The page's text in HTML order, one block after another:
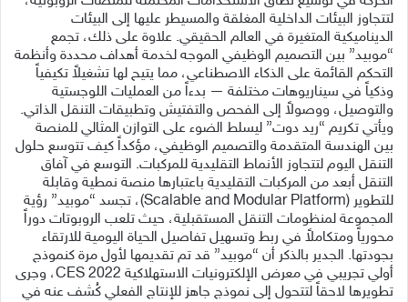
لتتجاوز البيئات الداخلية المغلقة والمسيطر عليها إلى البيئات
الديناميكية المتغيرة في العالم الحقيقي. علاوة على ذلك، تجمع
“موبيد” بين التصميم الوظيفي الموجه لخدمة أهداف محددة وأنظمة
التحكم القائمة على الذكاء الاصطناعي، مما يتيح لها تشغيلاً تكيفياً
وذكياً في سيناريوهات مختلفة — بدءاً من العمليات اللوجستية
والتوصيل، ووصولاً إلى الفحص والتفتيش وتطبيقات التنقل الذاتي.
ويأتي تكريم “ريد دوت” ليسلط الضوء على التوازن المثالي للمنصة
بين الهندسة المتقدمة والتصميم الوظيفي، مؤكداً كيف تتوسع حلول
التنقل اليوم لتتجاوز الأنماط التقليدية للمركبات. التوسع في آفاق
التنقل أبعد من المركبات التقليدية باعتبارها منصة نمطية وقابلة
للتطوير (Scalable and Modular Platform)، تجسد “موبيد” رؤية
المجموعة لمنظومات التنقل المستقبلية، حيث تلعب الروبوتات دوراً
محورياً ومتكاملاً في ربط وتسهيل تفاصيل الحياة اليومية للارتقاء
بجودتها. الجدير بالذكر أن “موبيد” قد تم تقديمها لأول مرة كنموذج
أولي تجريبي في معرض الإلكترونيات الاستهلاكية CES 2022، وجرى
تطويرها لاحقاً لتتحول إلى نموذج جاهز للإنتاج الفعلي كُشف عنه في